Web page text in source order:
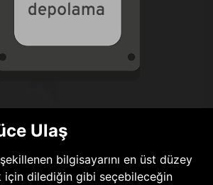
Ulaş
bilgisayarını en üst düzey
için dilediğin gibi seçebileceğin